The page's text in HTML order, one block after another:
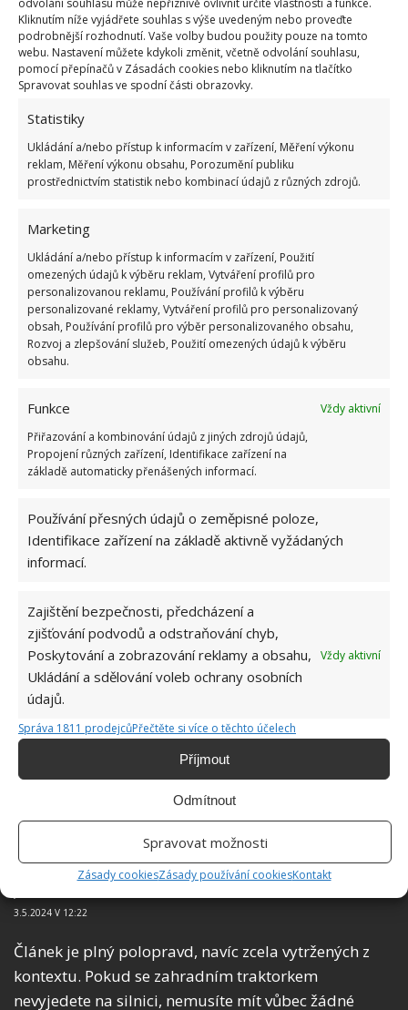
odvolání souhlasu může nepříznivě ovlivnit určité vlastnosti a funkce.
Kliknutím níže vyjádřete souhlas s výše uvedeným nebo proveďte
podrobnější rozhodnutí. Vaše volby budou použity pouze na tomto
webu. Nastavení můžete kdykoli změnit, včetně odvolání souhlasu,
pomocí přepínačů v Zásadách cookies nebo kliknutím na tlačítko
Spravovat souhlas ve spodní části obrazovky.
Statistiky
Ukládání a/nebo přístup k informacím v zařízení, Měření výkonu
reklam, Měření výkonu obsahu, Porozumění publiku
prostřednictvím statistik nebo kombinací údajů z různých zdrojů.
Marketing
Ukládání a/nebo přístup k informacím v zařízení, Použití
omezených údajů k výběru reklam, Vytváření profilů pro
personalizovanou reklamu, Používání profilů k výběru
personalizované reklamy, Vytváření profilů pro personalizovaný
obsah, Používání profilů pro výběr personalizovaného obsahu,
Rozvoj a zlepšování služeb, Použití omezených údajů k výběru
obsahu.
Funkce
Vždy aktivní
Přiřazování a kombinování údajů z jiných zdrojů údajů,
Propojení různých zařízení, Identifikace zařízení na
základě automaticky přenášených informací.
Používání přesných údajů o zeměpisné poloze,
Identifikace zařízení na základě aktivně vyžádaných
informací.
Zajištění bezpečnosti, předcházení a
zjišťování podvodů a odstraňování chyb,
Poskytování a zobrazování reklamy a obsahu,
Ukládání a sdělování voleb ochrany osobních
údajů.
Vždy aktivní
Správa 1811 prodejcůPřečtěte si více o těchto účelech
Příjmout
Odmítnout
Spravovat možnosti
Zásady cookiesZásady používání cookiesKontakt
Jiri France
3.5.2024 V 11:54
komunikaci ,vazeny pane autore, je vyhradne mou
vlastni zalezitosti!!Orazavani naletovych drevin, ac za
to pravda, zas podle nesmyslneho zakona
rozvodneho el.zarizeni,vzhledem k tomu,ze mu
neustale platime zvysujici se poplatky za distribuci a
udrzbu rozvodne el. site a ze do dnesniho dne
nevyresil kompenzace za „Poskytnuta vecna
bremena“.Pokladam to ze strany statu ,za hozenou
rukavici a plivnuti do tvare ,zdejsim obcanum.
malyhad
3.5.2024 V 12:12
Jsou sena a je otava. Někdy , když nebylo pro
dobytek dost, tak se sekalo i 3x. Taková byla praxe
našich předků, která brala ohledy i na přírodu, na
mít ošklivé vyholené trávníky, je prznění přírody.
ODPOVĚDĚT
Iva
3.5.2024 V 18:41
A zároveň boj s většinou ignorantů
ODPOVĚDĚT
3.5.2024 V 12:22
Článek je plný polopravd, navíc zcela vytržených z
kontextu. Pokud se zahradním traktorkem
nevyjedete na silnici, nemusíte mít vůbec žádné